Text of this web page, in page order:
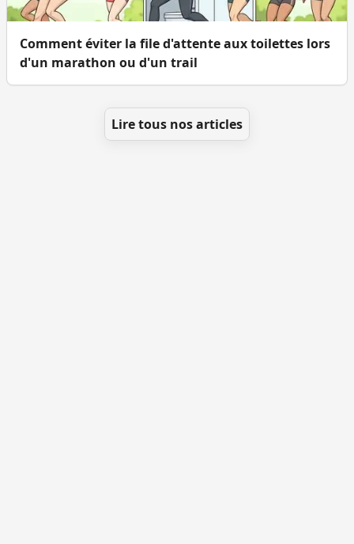
Comment éviter la file d'attente aux toilettes lors
d'un marathon ou d'un trail
Lire tous nos articles